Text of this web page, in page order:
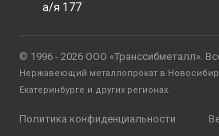
а/я 177
© 1996 - 2026 ООО «Транссибметалл».
Нержавеющий металлопрокат в
Екатеринбурге и других регионах.
Политика конфиденциальности